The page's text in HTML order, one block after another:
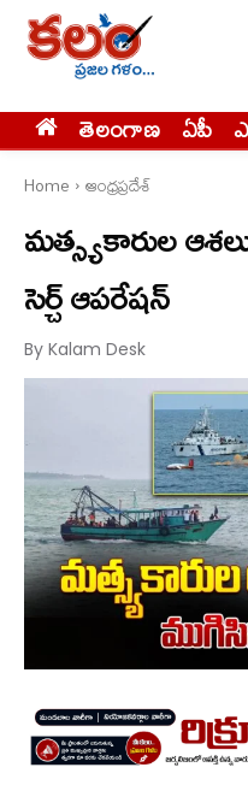
తెలంగాణ ఏపీ
Home ఆంధ్రప్రదేశ్
మత్స్యకారుల
సెర్చ్ ఆపరేషన్
By Kalam Desk